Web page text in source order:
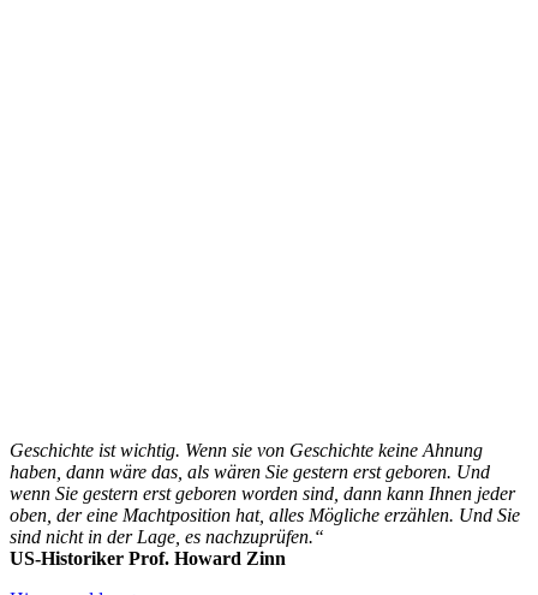
Geschichte ist wichtig. Wenn sie von Geschichte keine Ahnung
haben, dann wäre das, als wären Sie gestern erst geboren. Und
wenn Sie gestern erst geboren worden sind, dann kann Ihnen jeder
oben, der eine Machtposition hat, alles Mögliche erzählen. Und Sie
sind nicht in der Lage, es nachzuprüfen.“
US-Historiker Prof. Howard Zinn